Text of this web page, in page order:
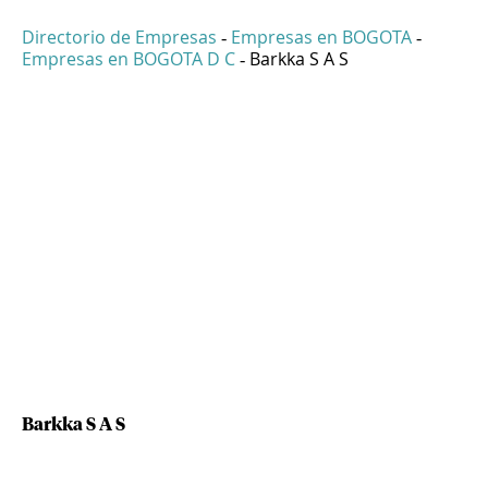
Directorio de Empresas - Empresas en BOGOTA -
Empresas en BOGOTA D C - Barkka S A S
Barkka S A S